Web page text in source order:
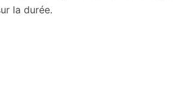
la durée.